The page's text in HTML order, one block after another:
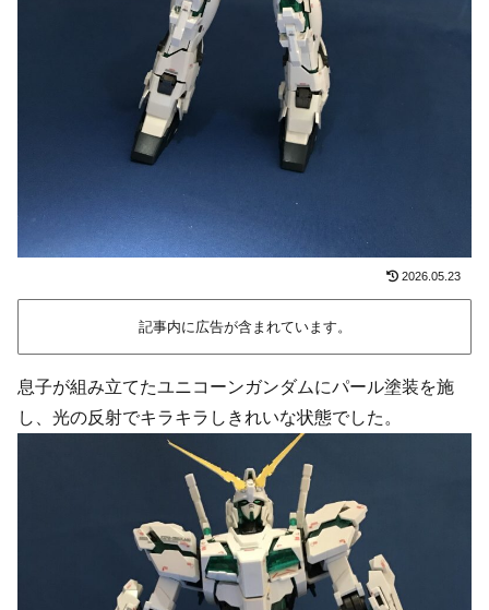
2026.05.23
記事内に広告が含まれています。
息子が組み立てたユニコーンガンダムにパール塗装を施
し、光の反射でキラキラしきれいな状態でした。